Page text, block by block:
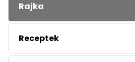
Rajka
Receptek